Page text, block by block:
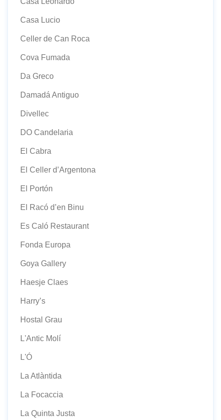
Casa Lucio
Celler de Can Roca
Cova Fumada
Da Greco
Damadá Antiguo
Divellec
DO Candelaria
El Cabra
El Celler d’Argentona
El Portón
El Racó d’en Binu
Es Caló Restaurant
Fonda Europa
Goya Gallery
Haesje Claes
Harry’s
Hostal Grau
L'Antic Molí
L'Ó
La Atlàntida
La Focaccia
La Quinta Justa